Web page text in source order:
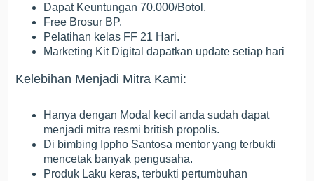
Dapat Keuntungan 70.000/Botol.
Free Brosur BP.
Pelatihan kelas FF 21 Hari.
Marketing Kit Digital dapatkan update setiap hari
Kelebihan Menjadi Mitra Kami:
Hanya dengan Modal kecil anda sudah dapat
menjadi mitra resmi british propolis.
Di bimbing Ippho Santosa mentor yang terbukti
mencetak banyak pengusaha.
Produk Laku keras, terbukti pertumbuhan